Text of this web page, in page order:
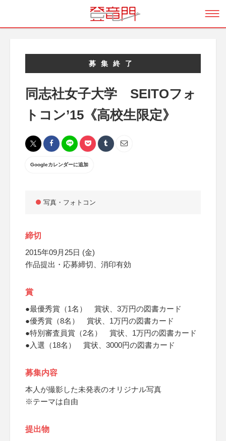
募集終了
同志社女子大学 SEITOフォ
トコン’15《高校生限定》
Googleカレンダーに追加
写真・フォトコン
締切
2015年09月25日 (金)
作品提出・応募締切、消印有効
賞
●最優秀賞（1名） 賞状、3万円の図書カード
●優秀賞（8名） 賞状、1万円の図書カード
●特別審査員賞（2名） 賞状、1万円の図書カード
●入選（18名） 賞状、3000円の図書カード
募集内容
本人が撮影した未発表のオリジナル写真
※テーマは自由
提出物